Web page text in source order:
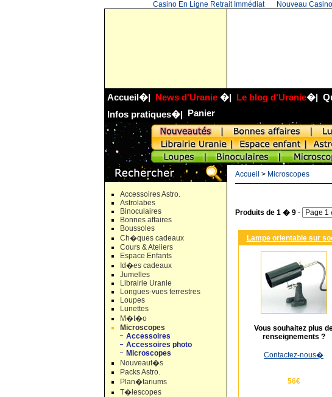
Casino En Ligne Retrait Immédiat Nouveau
Accueil�| News d'Uranie �| Le blog d'Uranie�|
Infos pratiques�| Panier
Accessoires Astro.
Astrolabes
Binoculaires
Bonnes affaires
Boussoles
Ch�ques cadeaux
Cours & Ateliers
Espace Enfants
Id�es cadeaux
Jumelles
Librairie Uranie
Longues-vues terrestres
Loupes
Lunettes
M�t�o
Microscopes
Accessoires
Accessoires photo
Microscopes
Nouveaut�s
Packs Astro.
Plan�tariums
T�lescopes
Accueil > Microscopes
Produits de 1 � 9 -
Lampe orientable sur
Vous souhaitez plus
renseignements ?
Contactez-nous�
56€